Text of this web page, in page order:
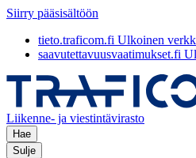
Siirry pääsisältöön
tieto.traficom.fi Ulkoinen
saavutettavuusvaatimukset.fi
Liikenne- ja viestintävirasto
Hae
Sulje